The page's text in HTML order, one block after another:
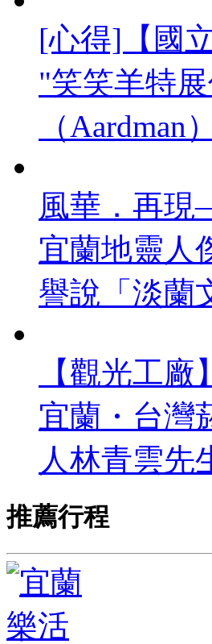
[心得]【國
"笑笑羊特
（
風華．再
宜蘭地靈人
譽說「淡蘭
【觀光工
宜蘭・台灣
人林青雲先
推薦行程